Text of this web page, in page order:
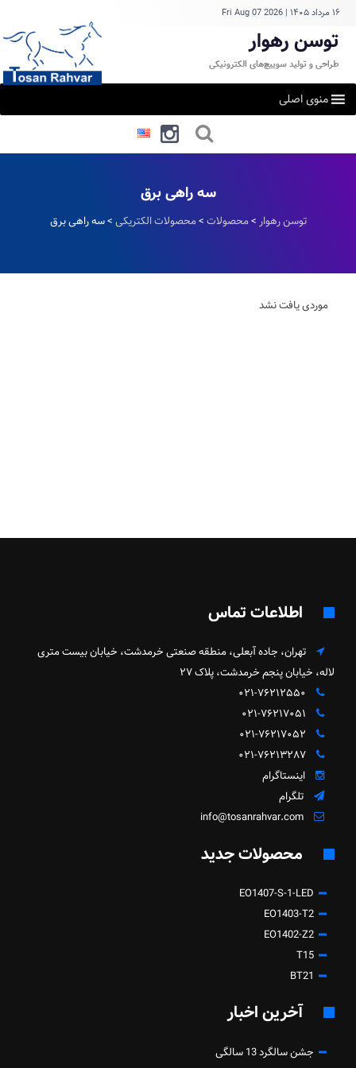
۱۶ مرداد ۱۴۰۵ |
Fri Aug 07 2026
توسن رهوار
طراحی و تولید سوییچ‌های الکترونیکی
منوی اصلی
سه راهی برق
توسن رهوار >محصولات>محصولات الکتریکی>سه راهی برق
موردی یافت نشد
اطلاعات تماس
تهران، جاده آبعلی، منطقه صنعتی خرمدشت، خیابان بیست متری
لاله، خیابان پنجم خرمدشت، پلاک ۲۷
۰۲۱-۷۶۲۱۲۵۵۰
۰۲۱-۷۶۲۱۷۰۵۱
۰۲۱-۷۶۲۱۷۰۵۲
۰۲۱-۷۶۲۱۳۲۸۷
اینستاگرام
تلگرام
info@tosanrahvar.com
محصولات جدید
EO1407-S-1-LED
EO1403-T2
EO1402-Z2
T15
BT21
آخرین اخبار
جشن سالگرد 13 سالگی